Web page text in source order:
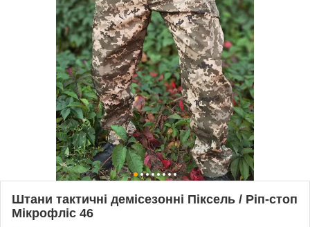
Штани тактичні демісезонні Піксель / Ріп-стоп
Мікрофліс 46